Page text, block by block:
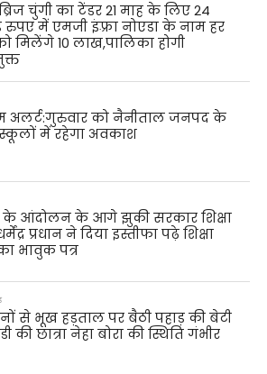
चुंगी का टेंडर 21 माह के लिए 24
रुपए में एमजी इंफ़्रा नोएडा के नाम हर
मिलेंगे 10 लाख,पालिका होगी
अलर्ट:गुरुवार को नैनीताल जनपद के
में रहेगा अवकाश
के आंदोलन के आगे झुकी सरकार शिक्षा
प्रधान ने दिया इस्तीफा पढ़े शिक्षा
भावुक पत्र
से भूख हड़ताल पर बैठी पहाड़ की बेटी
की छात्रा नेहा बोरा की स्थिति गंभीर